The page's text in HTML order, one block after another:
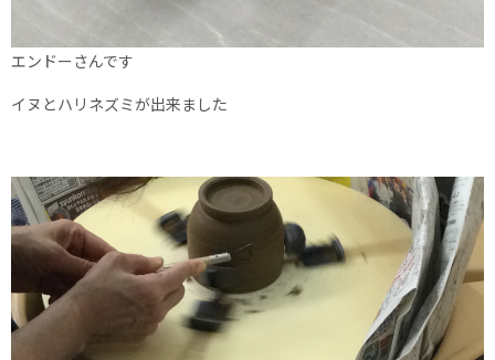
エンドーさんです
イヌとハリネズミが出来ました